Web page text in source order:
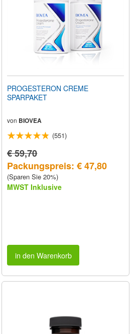
PROGESTERON CREME
SPARPAKET
von BIOVEA
(551)
€ 59,70
Packungspreis: € 47,80
(Sparen Sie 20%)
MWST Inklusive
in den Warenkorb